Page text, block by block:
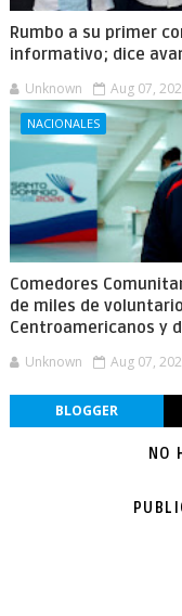
Rumbo a su primer
informativo; dice
Unknown Aug 07,
NACIONALES
Comedores
de miles de
Centroamericanos y
Unknown Aug 07,
BLOGGER
NO